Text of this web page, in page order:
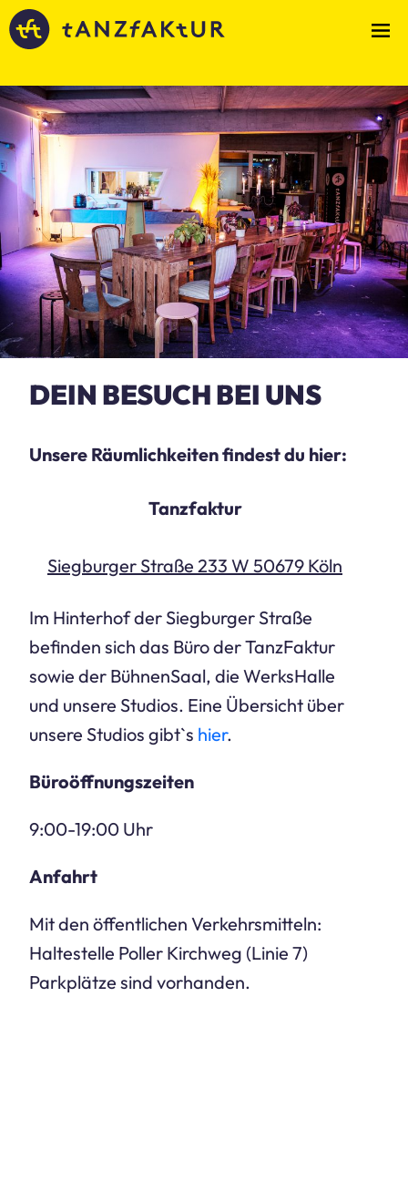
DEIN BESUCH BEI UNS
Unsere Räumlichkeiten findest du hier:
Tanzfaktur
Siegburger Straße 233 W 50679 Köln
Im Hinterhof der Siegburger Straße
befinden sich das Büro der TanzFaktur
sowie der BühnenSaal, die WerksHalle
und unsere Studios. Eine Übersicht über
unsere Studios gibt`s hier.
Büroöffnungszeiten
9:00-19:00 Uhr
Anfahrt
Mit den öffentlichen Verkehrsmitteln:
Haltestelle Poller Kirchweg (Linie 7)
Parkplätze sind vorhanden.